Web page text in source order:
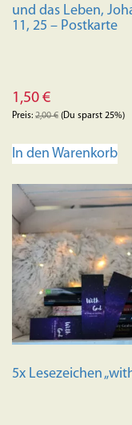
und das Leben,
11, 25 – Postkarte
1,50 €
Preis: 2,00€ (Du sparst 25%)
In den Warenkorb
5x Lesezeichen